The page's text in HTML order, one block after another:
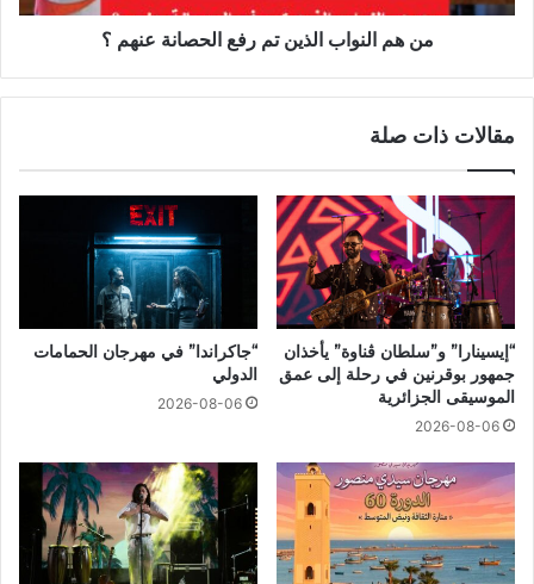
من هم النواب الذين تم رفع الحصانة عنهم ؟
مقالات ذات صلة
“إيسينارا” و”سلطان ڤناوة” يأخذان
جمهور بوقرنين في رحلة إلى عمق
الموسيقى الجزائرية
2026-08-06
“جاكراندا” في مهرجان الحمامات
الدولي
2026-08-06